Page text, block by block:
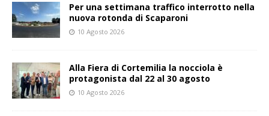
Per una settimana traffico interrotto nella
nuova rotonda di Scaparoni
10 Agosto 2026
Alla Fiera di Cortemilia la nocciola è
protagonista dal 22 al 30 agosto
10 Agosto 2026